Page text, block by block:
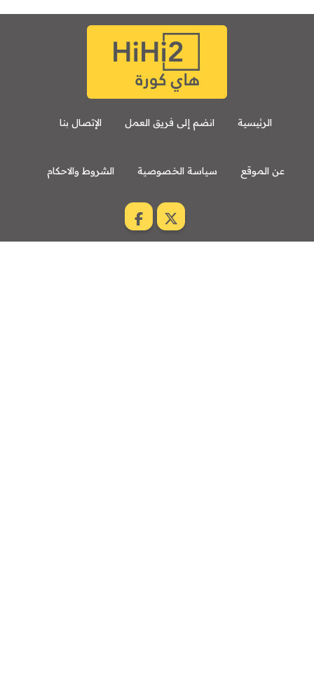
الرئيسية انضم إلى فريق العمل الإتصال بنا
عن الموقع سياسة الخصوصية الشروط والاحكام